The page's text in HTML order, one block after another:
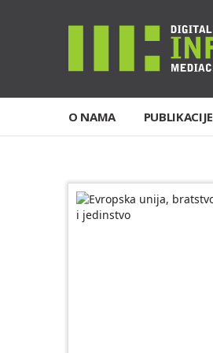
O NAMA PUBLIKACIJE